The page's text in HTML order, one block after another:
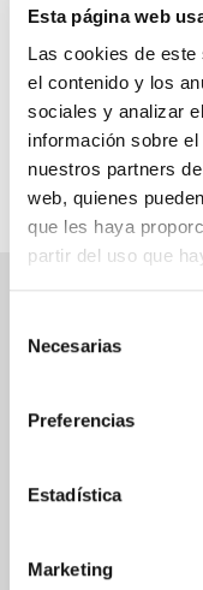
Esta página web
Las cookies de
el contenido y los
sociales y analizar
información sobre
nuestros partners
web, quienes
que les haya
partir del uso que
Necesarias
Preferencias
Estadística
Marketing
* La foto puede no
* Web del fabricante/